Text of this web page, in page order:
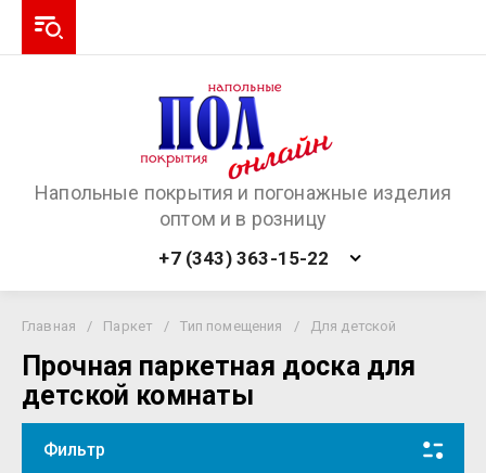
Напольные покрытия и погонажные изделия
оптом и в розницу
+7 (343) 363-15-22
Главная / Паркет / Тип помещения / Для детской
Прочная паркетная доска для
детской комнаты
Фильтр